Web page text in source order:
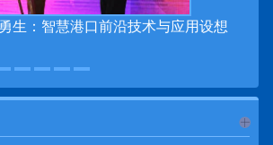
生：智慧港口前沿技术与应用设想